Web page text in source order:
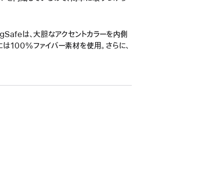
は、大胆なアクセントカラーを内側
は100%ファイバー素材を使用。さらに、